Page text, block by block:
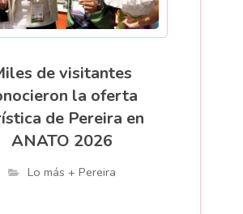
de visitantes
la oferta
de Pereira en
ANATO 2026
Lo más + Pereira